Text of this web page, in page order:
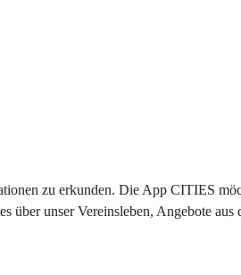
zu erkunden. Die App CITIES
über unser Vereinsleben, Angebote aus